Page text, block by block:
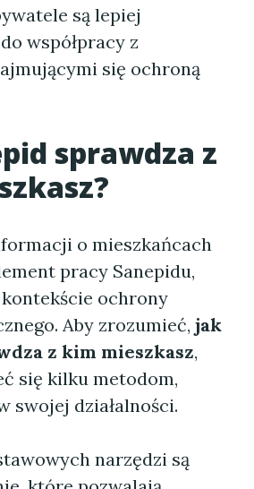
są lepiej
współpracy z
się ochroną
sprawdza z
o mieszkańcach
pracy Sanepidu,
ochrony
Aby zrozumieć, jak
z kim mieszkasz,
się kilku metodom,
swojej działalności.
narzędzi są